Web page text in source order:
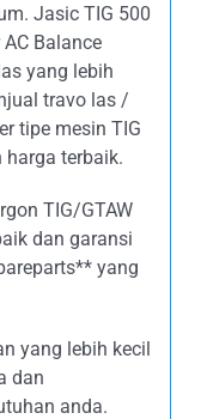
Jasic TIG 500
Balance
yang lebih
travo las /
tipe mesin TIG
harga terbaik.
TIG/GTAW
dan garansi
yang
yang lebih kecil
dan
anda.